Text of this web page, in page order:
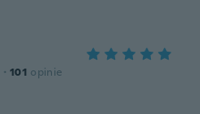
· 101 opinie